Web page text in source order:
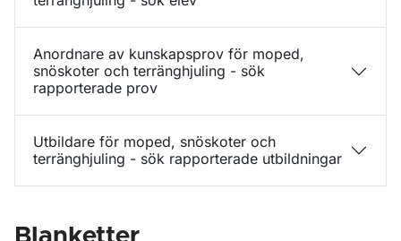
Anordnare av kunskapsprov för moped,
snöskoter och terränghjuling - sök
rapporterade prov
Utbildare för moped, snöskoter och
terränghjuling - sök rapporterade utbildningar